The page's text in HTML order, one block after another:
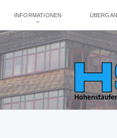
INFORMATIONEN